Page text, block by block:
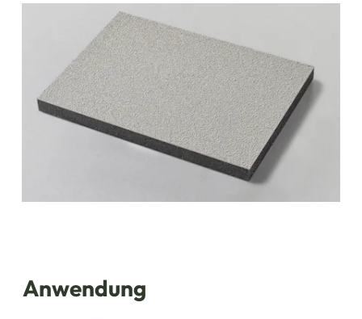
Anwendung